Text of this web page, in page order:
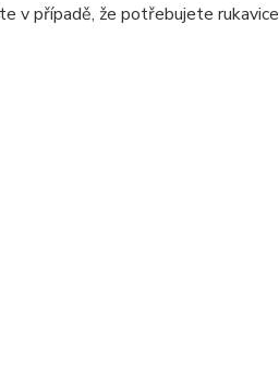
v případě, že potřebujete rukavice